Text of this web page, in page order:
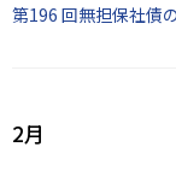
第196 回無担保社債
2月